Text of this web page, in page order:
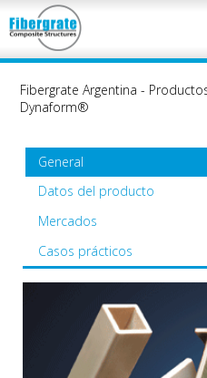
Fibergrate Argentina -
Dynaform®
General
Datos del producto
Mercados
Casos prácticos